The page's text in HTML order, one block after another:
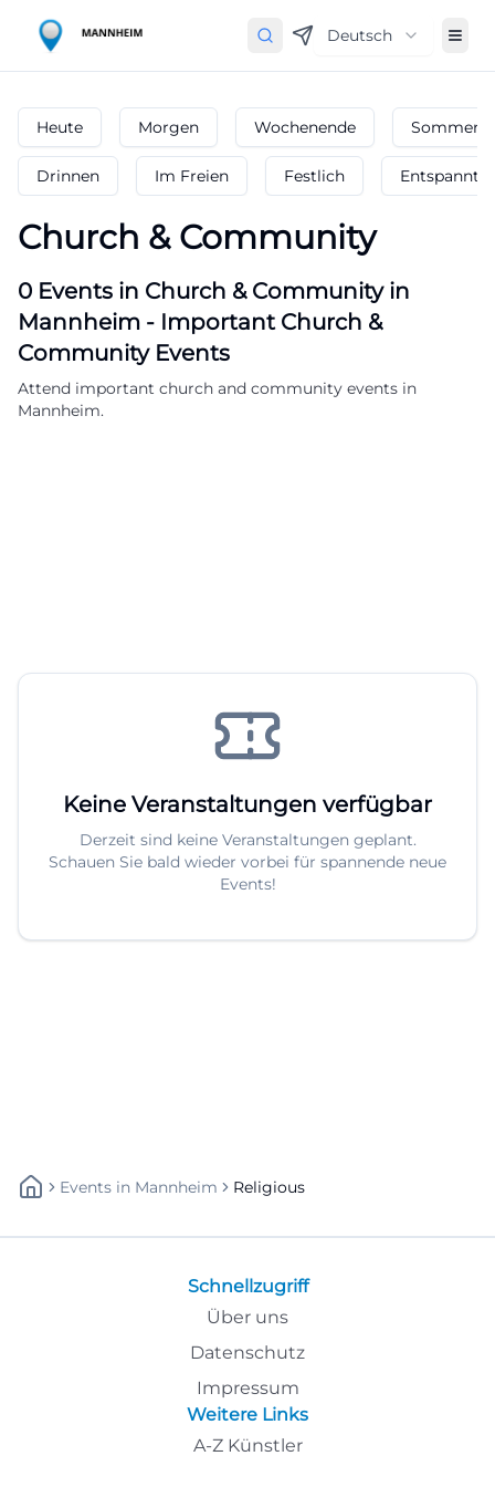
Deutsch
Heute Morgen Wochenende
Drinnen Im Freien Festlich Entspannt
Church & Community
0 Events in Church & Communityin
Mannheim - Important Church &
Community Events
Attend important church and community events in
Mannheim.
Keine Veranstaltungen verfügbar
Derzeit sind keine Veranstaltungen geplant.
Schauen Sie bald wieder vorbei für spannende neue
Events!
Events In Mannheim Religious
Schnellzugriff
Über uns
Datenschutz
Impressum
Weitere Links
A-Z Künstler